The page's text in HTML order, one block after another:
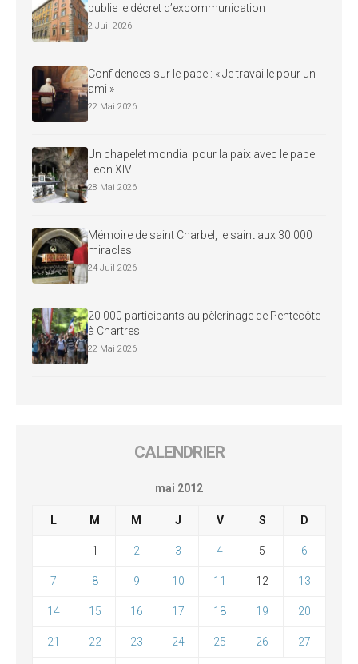
publie le décret d’excommunication
2 Juil 2026
Confidences sur le pape : « Je travaille pour un
ami »
22 Mai 2026
Un chapelet mondial pour la paix avec le pape
Léon XIV
28 Mai 2026
Mémoire de saint Charbel, le saint aux 30 000
miracles
24 Juil 2026
20 000 participants au pèlerinage de Pentecôte
à Chartres
22 Mai 2026
CALENDRIER
mai 2012
L M M J V S D
1 2 3 4 5 6
7 8 9 10 11 12 13
14 15 16 17 18 19 20
21 22 23 24 25 26 27